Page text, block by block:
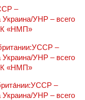
–
УНР – всего
«НМП»
–
УНР – всего
«НМП»
–
УНР – всего